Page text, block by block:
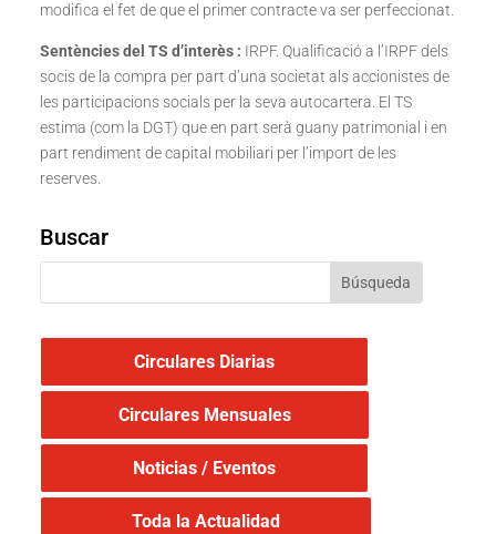
modifica el fet de que el primer contracte va ser perfeccionat.
Sentències del TS d’interès : IRPF. Qualificació a l’IRPF dels
socis de la compra per part d’una societat als accionistes de
les participacions socials per la seva autocartera. El TS
estima (com la DGT) que en part serà guany patrimonial i en
part rendiment de capital mobiliari per l’import de les
reserves.
Buscar
Circulares Diarias
Circulares Mensuales
Noticias / Eventos
Toda la Actualidad